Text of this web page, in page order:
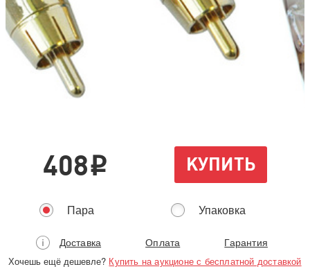
408i КУПИТЬ
Пара Упаковка
Доставка Оплата Гарантия
Хочешь ещё дешевле? Купить на аукционе с бесплатной доставкой